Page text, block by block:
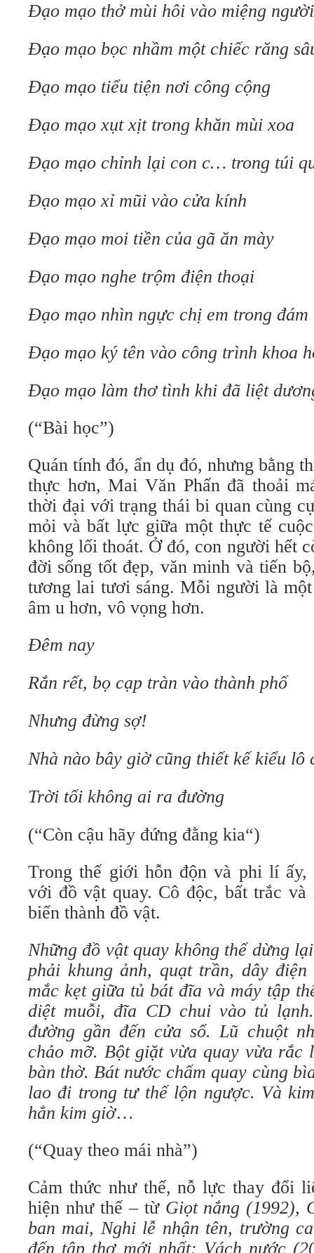
Đạo mạo thở mùi hôi vào miệng
Đạo mạo bọc nhầm một chiếc răng
Đạo mạo tiểu tiện nơi công cộng
Đạo mạo xụt xịt trong khăn mùi xoa
Đạo mạo chỉnh lại con c… trong túi
Đạo mạo xỉ mũi vào cửa kính
Đạo mạo moi tiền của gã ăn mày
Đạo mạo nghe trộm điện thoại
Đạo mạo nhìn ngực chị em trong đám
Đạo mạo ký tên vào công trình khoa
Đạo mạo làm thơ tình khi đã liệt
(“Bài học”)
Quán tính đó, ẩn dụ đó, nhưng bằng
thực hơn, Mai Văn Phấn đã thoải
thời đại với trạng thái bi quan cùng
mỏi và bất lực giữa một thực tế
không lối thoát. Ở đó, con người hết
đời sống tốt đẹp, văn minh và tiến
tương lai tươi sáng. Mỗi người là
âm u hơn, vô vọng hơn.
Đêm nay
Rắn rết, bọ cạp tràn vào thành phố
Nhưng đừng sợ!
Nhà nào bây giờ cũng thiết kế kiểu lô
Trời tối không ai ra đường
(“Còn cậu hãy đứng đằng kia“)
Trong thế giới hỗn độn và phi lí ấy,
với đồ vật quay. Cô độc, bất trắc
biến thành đồ vật.
Những đồ vật quay không thể dừng
phải khung ảnh, quạt trần, dây
mắc kẹt giữa tủ bát đĩa và máy tập
diệt muỗi, đĩa CD chui vào tủ
đường gần đến cửa sổ. Lũ chuột
chảo mỡ. Bột giặt vừa quay vừa rắc
bàn thờ. Bát nước chấm quay cùng
lao đi trong tư thế lộn ngược. Và
hẳn kim giờ…
(“Quay theo mái nhà”)
Cảm thức như thế, nỗ lực thay đổi
hiện như thế – từ Giọt nắng (1992),
ban mai, Nghi lễ nhận tên, trường ca
đến tập thơ mới nhất: Vách nước